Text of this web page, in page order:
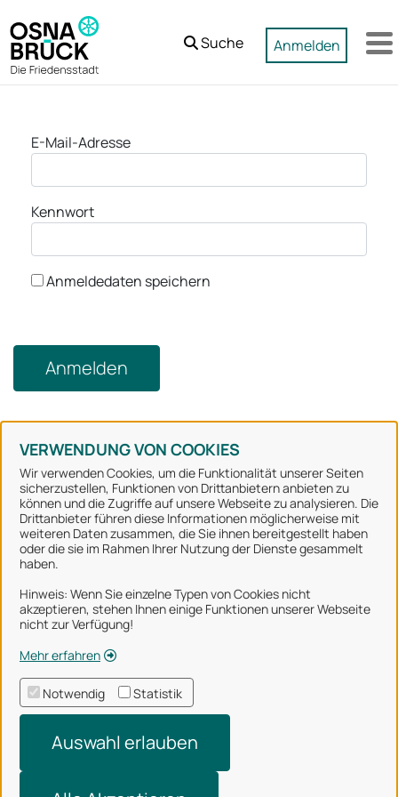
Zum Hauptinhalt springen
VERWENDUNG VON COOKIES
Wir verwenden Cookies, um die Funktionalität unserer Seiten
sicherzustellen, Funktionen von Drittanbietern anbieten zu
können und die Zugriffe auf unsere Webseite zu analysieren. Die
Drittanbieter führen diese Informationen möglicherweise mit
weiteren Daten zusammen, die Sie ihnen bereitgestellt haben
oder die sie im Rahmen Ihrer Nutzung der Dienste gesammelt
haben.
Hinweis: Wenn Sie einzelne Typen von Cookies nicht
akzeptieren, stehen Ihnen einige Funktionen unserer Webseite
nicht zur Verfügung!
Mehr erfahren
Notwendig Statistik
Auswahl erlauben
Suche Anmelden
Anmeldung
E-Mail-Adresse
Kennwort
Anmeldedaten speichern
Anmelden
Stadt Osnabrück
Alle Rechte vorbehalten
Über uns
Impressum
Datenschutzerklärung